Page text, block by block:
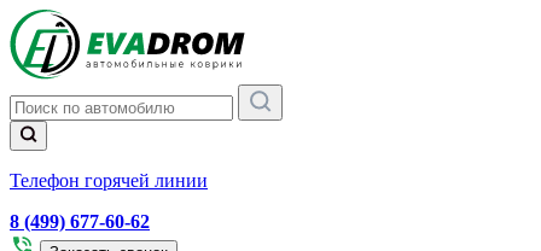
Телефон горячей линии
8 (499) 677-60-62